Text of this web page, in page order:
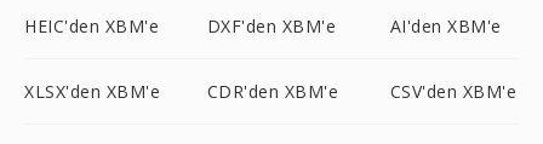
HEIC'den XBM'e DXF'den XBM'e AI'den XBM'e
XLSX'den XBM'e CDR'den XBM'e CSV'den XBM'e